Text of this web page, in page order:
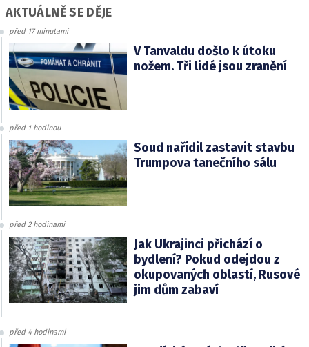
AKTUÁLNĚ SE DĚJE
před 17 minutami
V Tanvaldu došlo k útoku
nožem. Tři lidé jsou zranění
před 1 hodinou
Soud nařídil zastavit stavbu
Trumpova tanečního sálu
před 2 hodinami
Jak Ukrajinci přichází o
bydlení? Pokud odejdou z
okupovaných oblastí, Rusové
jim dům zabaví
před 4 hodinami